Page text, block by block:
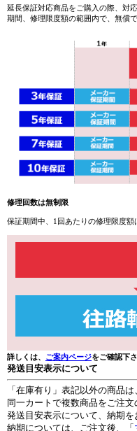
延長保証対応商品をご購入の際、対
期間、修理限度額の範囲内で、無償
修理回数は無制限
保証期間中、1回あたりの修理限度
詳しくは、 ご案内ページをご確認下さ
発送目安表示について
「在庫有り」表記以外の商品
同一カートで複数商品をご注
発送目安表示について、納期を
納期については、ご注文後、「